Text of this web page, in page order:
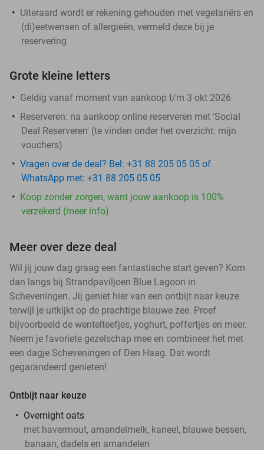
Uiteraard wordt er rekening gehouden met vegetariërs en
(di)eetwensen of allergieën, vermeld deze bij je
reservering
Grote kleine letters
Geldig vanaf moment van aankoop t/m 3 okt 2026
Reserveren: na aankoop online reserveren met 'Social
Deal Reserveren' (te vinden onder het overzicht: mijn
vouchers)
Vragen over de deal? Bel: +31 88 205 05 05 of
WhatsApp met: +31 88 205 05 05
Koop zonder zorgen, want jouw aankoop is 100%
verzekerd (meer info)
Meer over deze deal
Wil jij jouw dag graag een fantastische start geven? Kom
dan langs bij Strandpaviljoen Blue Lagoon in
Scheveningen. Jij geniet hier van een ontbijt naar keuze
terwijl je uitkijkt op de prachtige blauwe zee. Proef
bijvoorbeeld de wentelteefjes, yoghurt, poffertjes en meer.
Neem je favoriete gezelschap mee en combineer het met
een dagje Scheveningen of Den Haag. Dat wordt
gegarandeerd genieten!
Ontbijt naar keuze
Overnight oats
met havermout, amandelmelk, kaneel, blauwe bessen,
banaan, dadels en amandelen